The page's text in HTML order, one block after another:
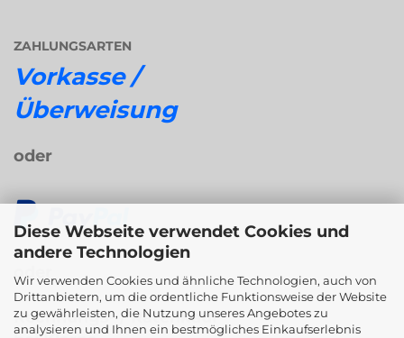
Diese Webseite verwendet Cookies und
andere Technologien
Wir verwenden Cookies und ähnliche Technologien, auch von
Drittanbietern, um die ordentliche Funktionsweise der Website
zu gewährleisten, die Nutzung unseres Angebotes zu
analysieren und Ihnen ein bestmögliches Einkaufserlebnis
ZAHLUNGSARTEN
Vorkasse /
Überweisung
oder
oder
Rechnungs- / Ratenkauf